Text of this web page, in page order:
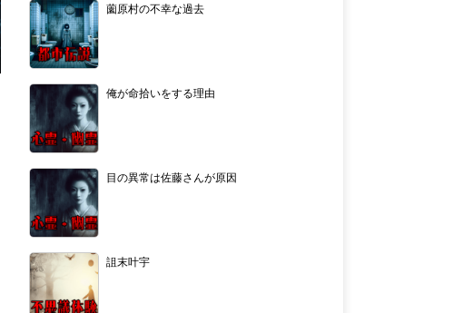
薗原村の不幸な過去
俺が命拾いをする理由
目の異常は佐藤さんが原因
詛末叶宇